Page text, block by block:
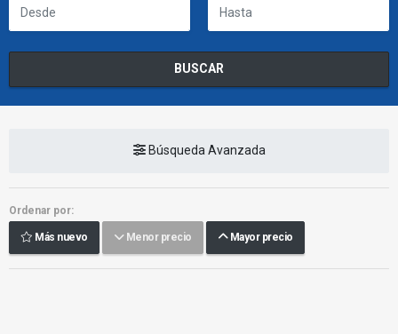
BUSCAR
Búsqueda Avanzada
Ordenar por:
Más nuevo Menor precio Mayor precio